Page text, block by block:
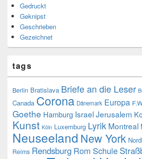
Gedruckt
Geknipst
Geschrieben
Gezeichnet
tags
Berlin Bratislava Briefe an die Leser
Canada Corona Dänemark Europa
Goethe Hamburg IsraelJerusalem
Kunst Köln Luxemburg Lyrik Montreal
Neuseeland New York
Reims Rendsburg Rom Schule